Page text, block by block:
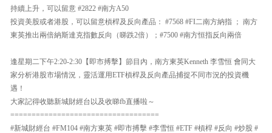
持續上升，可以留意 #2822 #南方A50
投資美股或者港股，可以留意槓桿及反向產品： #7568 #FI二南方納指 ； 南方
東英推出兩倍納斯達克指數反向（睇跌2倍）；#7500 #南方恒指反向兩倍
逢星期二下午2:20-2:30【即市搏擊】節目內，南方東英Kenneth 李雪恒 會同大
家分析港股市場情況，靈活運用ETF槓桿及反向產品捕捉不同市況的投資機
遇！
大家記得收聽新城財經台以及收睇fb直播啦～
===================================
#新城財經台 #FM104 #南方東英 #即市搏擊 #李雪恒 #ETF #槓桿 #反向 #炒股 #